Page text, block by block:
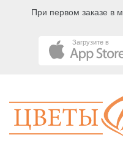
При первом заказе в
Загрузите в